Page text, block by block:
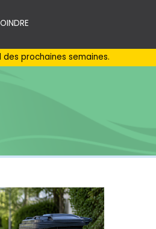
prochaines semaines.